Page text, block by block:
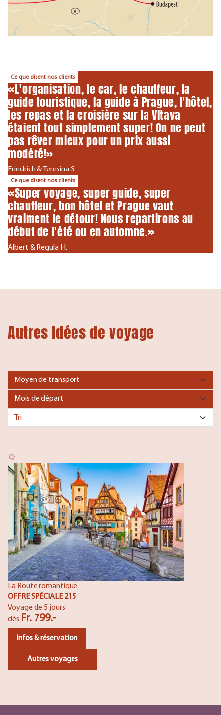
Ce que disent nos clients
«L'organisation, le car, le chauffeur, la
guide touristique, la guide à Prague, l'hôtel,
les repas et la croisière sur la Vltava
étaient tout simplement super! On ne peut
pas rêver mieux pour un prix aussi
modéré!»
Friedrich & Teresina S.
Ce que disent nos clients
«Super voyage, super guide, super
chauffeur, bon hôtel et Prague vaut
vraiment le détour! Nous repartirons au
début de l'été ou en automne.»
Albert & Regula H.
Autres idées de voyage
La Route romantique
OFFRE SPÉCIALE 215
Voyage de 5 jours
dès Fr. 799.-
Infos & réservation
Autres voyages